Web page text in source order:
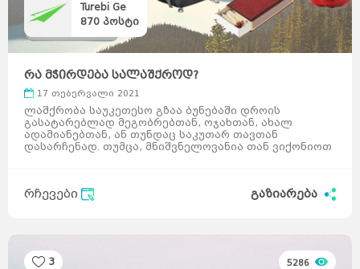
Turebi Ge
870 პოსტი
რა მჭირდება სალაშქროდ?
17 თებერვალი 2021
ლაშქრობა საუკეთესო გზაა ბუნებაში დროის
გასატარებლად მეგობრებთან, ოჯახთან, ახალ
ადამიანებთან, ან თუნდაც საკუთარ თავთან
დასარჩენად. თუმცა, მნიშვნელოვანია თან ვიქონიოთ
რჩევები გაზიარება
3 5286